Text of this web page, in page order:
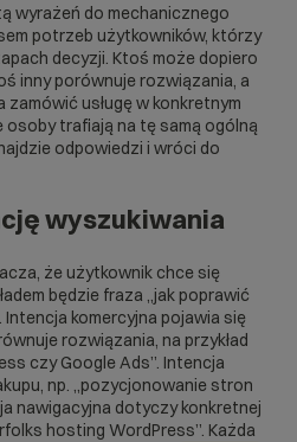
wyrażeń do mechanicznego
potrzeb użytkowników, którzy
decyzji. Ktoś może dopiero
inny porównuje rozwiązania, a
usługę w konkretnym
trafiają na tę samą ogólną
odpowiedzi i wróci do
wyszukiwania
że użytkownik chce się
będzie fraza „jak poprawić
komercyjna pojawia się
rozwiązania, na przykład
czy Google Ads”. Intencja
np. „pozycjonowanie stron
nawigacyjna dotyczy konkretnej
hosting WordPress”. Każda